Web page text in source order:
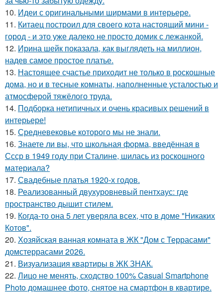
10. Идеи с оригинальными ширмами в интерьере.
11. Китаец построил для своего кота настоящий мини -
город - и это уже далеко не просто домик с лежанкой.
12. Ирина шейк показала, как выглядеть на миллион,
надев самое простое платье.
13. Настоящее счастье приходит не только в роскошные
дома, но и в тесные комнаты, наполненные усталостью и
атмосферой тяжёлого труда.
14. Подборка нетипичных и очень красивых решений в
интерьере!
15. Средневековье которого мы не знали.
16. Знаете ли вы, что школьная форма, введённая в
Ссср в 1949 году при Сталине, шилась из роскошного
материала?
17. Свадебные платья 1920-х годов.
18. Реализованный двухуровневый пентхаус: где
пространство дышит стилем.
19. Когда-то она 5 лет уверяла всех, что в доме "Никаких
Котов".
20. Хозяйская ванная комната в ЖК "Дом с Террасами"
домстеррасами 2026.
21. Визуализация квартиры в ЖК ЗНАК.
22. Лицо не менять, сходство 100% Casual Smartphone
Photo домашнее фото, снятое на смартфон в квартире.